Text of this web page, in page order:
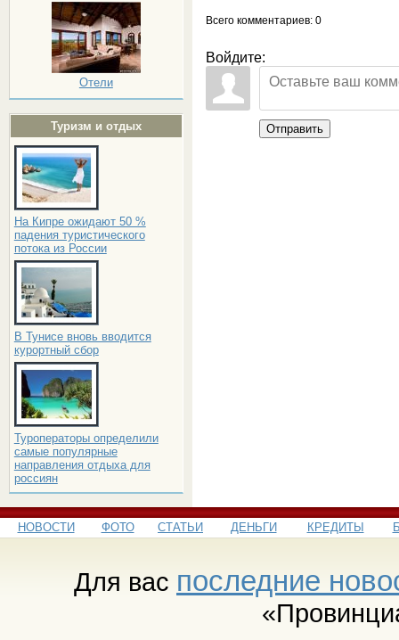
Отели
Туризм и отдых
На Кипре ожидают 50 %
падения туристического
потока из России
В Тунисе вновь вводится
курортный сбор
Туроператоры определили
самые популярные
направления отдыха для
россиян
Всего комментариев: 0
Войдите:
Отправить
НОВОСТИ ФОТО СТАТЬИ ДЕНЬГИ КРЕДИТЫ
Для вас последние